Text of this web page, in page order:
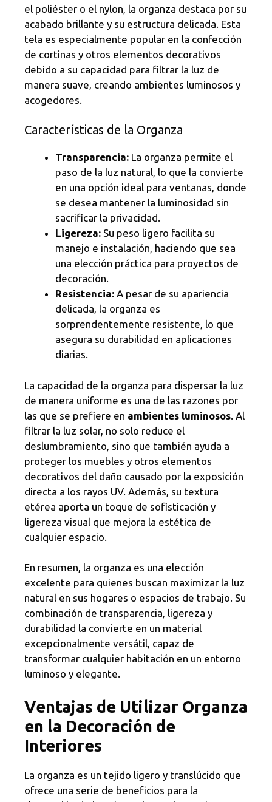
el poliéster o el nylon, la organza destaca por su
acabado brillante y su estructura delicada. Esta
tela es especialmente popular en la confección
de cortinas y otros elementos decorativos
debido a su capacidad para filtrar la luz de
manera suave, creando ambientes luminosos y
acogedores.
Características de la Organza
Transparencia: La organza permite el
paso de la luz natural, lo que la convierte
en una opción ideal para ventanas, donde
se desea mantener la luminosidad sin
sacrificar la privacidad.
Ligereza: Su peso ligero facilita su
manejo e instalación, haciendo que sea
una elección práctica para proyectos de
decoración.
Resistencia: A pesar de su apariencia
delicada, la organza es
sorprendentemente resistente, lo que
asegura su durabilidad en aplicaciones
diarias.
La capacidad de la organza para dispersar la luz
de manera uniforme es una de las razones por
las que se prefiere en ambientes luminosos. Al
filtrar la luz solar, no solo reduce el
deslumbramiento, sino que también ayuda a
proteger los muebles y otros elementos
decorativos del daño causado por la exposición
directa a los rayos UV. Además, su textura
etérea aporta un toque de sofisticación y
ligereza visual que mejora la estética de
cualquier espacio.
En resumen, la organza es una elección
excelente para quienes buscan maximizar la luz
natural en sus hogares o espacios de trabajo. Su
combinación de transparencia, ligereza y
durabilidad la convierte en un material
excepcionalmente versátil, capaz de
transformar cualquier habitación en un entorno
luminoso y elegante.
Ventajas de Utilizar Organza
en la Decoración de
Interiores
La organza es un tejido ligero y translúcido que
ofrece una serie de beneficios para la